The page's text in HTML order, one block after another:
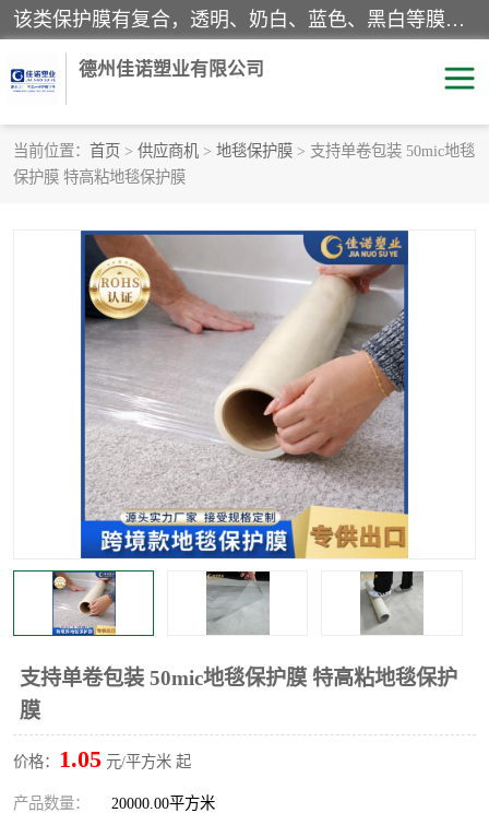
该类保护膜有复合，透明、奶白、蓝色、黑白等膜型。特高粘，高粘，中高粘，中粘，中低粘，低粘等。对于不同的粘力要求有相应的产品相适配。无胶渍残留污染。在较宽的收卷幅度下平整无皱纹，收卷长度大，利于机械化及自动化施工粘贴。为您的产品提供的表面保护解决方案。 产品广泛适用于：铝材、不锈钢、金属、塑料、电子、家电、家具、玻璃、化工材料、装饰材料等。
德州佳诺塑业有限公司
当前位置： 首页 > 供应商机 > 地毯保护膜 > 支持单卷包装 50mic地毯
保护膜 特高粘地毯保护膜
支持单卷包装 50mic地毯保护膜 特高粘地毯保护
膜
价格： 1.05 元/平方米 起
产品数量： 20000.00平方米
pe保护膜
地毯保护膜 家具保护膜
拉伸缠绕膜 透明保护膜
黑白保护膜 乳白保护膜
明蓝保护膜 纯黑保护膜
印字保护膜 彩钢板保护膜
不绣钢板保护膜 两边上胶保护膜
窗缝阻风胶带 铝板保护膜
不锈钢板保护膜 一次性隔离膜